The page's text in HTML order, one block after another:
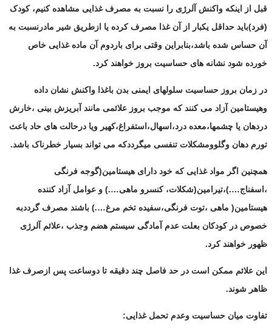
قبل از اینکه واکنش آلرژی را نسبت به مصرف غذایی مشاهده کنیم، کودک
(فرد)باید حداقل یکبار از آن غذا مصرف کرده یا ازطریق شیر مادرنسبت به
آن حساس شده باشد،بنابراین وقتی برای باردوم آن ماده غذایی خاص
خورده شود نشانه های حساسیت بروز خواهند کرد.
در زمان بروز حساسیت سلولهای ایمنی بدن باغذا واکنش نشان داده
وهیستامین آزاد می کنند که موجب بروز علائمی مانند آبریزش بینی ،خارش
دردهان یا چشمها،معده درد،اسهال،استفراغ،کهیر ویا درحالت های حاد باعث
تورم دهان وگلوومشکلات تنفسی میگرددکه می تواند بسیار خطرناک باشد.
همچنین اگر مواد غذایی که خود دارای هیستامین(گوجه فرنگی
،اسفناج….)،تیرامین(شکلات، کنسرو ماهی….) و عوامل آزاد کننده
هیستامین( ماهی ،توت فرنگی،سفیده تخم مرغ….) باشند مصرف گرددبه
خصوص در کودکان بعلت عدم آمادگی سیستم هضم وجذب ،علائم آلرژی
ظهور خواهند کرد.
این علائم ممکن است در حد فاصل چند دقیقه تا دوساعت پس ازصرف غذا
ظاهر شوند.
تفاوت میان حساسیت وعدم تحمل غذایی: